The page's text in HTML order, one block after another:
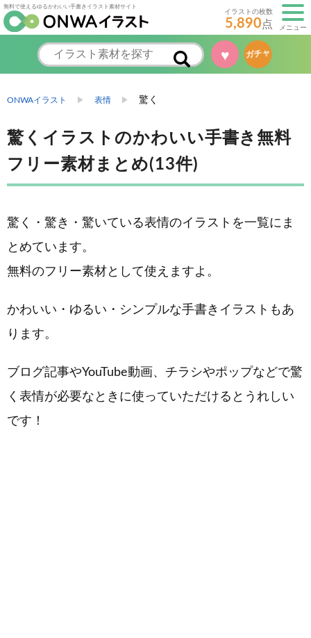
無料で使えるゆるかわいい手書きイラスト素材サイト
イラストの枚数
5,890点 メニュー
♥ ガチャ
ONWAイラスト 表情 驚く
驚くイラストのかわいい手書き無料
フリー素材まとめ(13件)
驚く・驚き・驚いている表情のイラストを一覧にま
とめています。
無料のフリー素材として使えますよ。
かわいい・ゆるい・シンプルな手書きイラストもあ
ります。
ブログ記事やYouTube動画、チラシやポップなどで驚
く表情が必要なときに使っていただけるとうれしい
です！